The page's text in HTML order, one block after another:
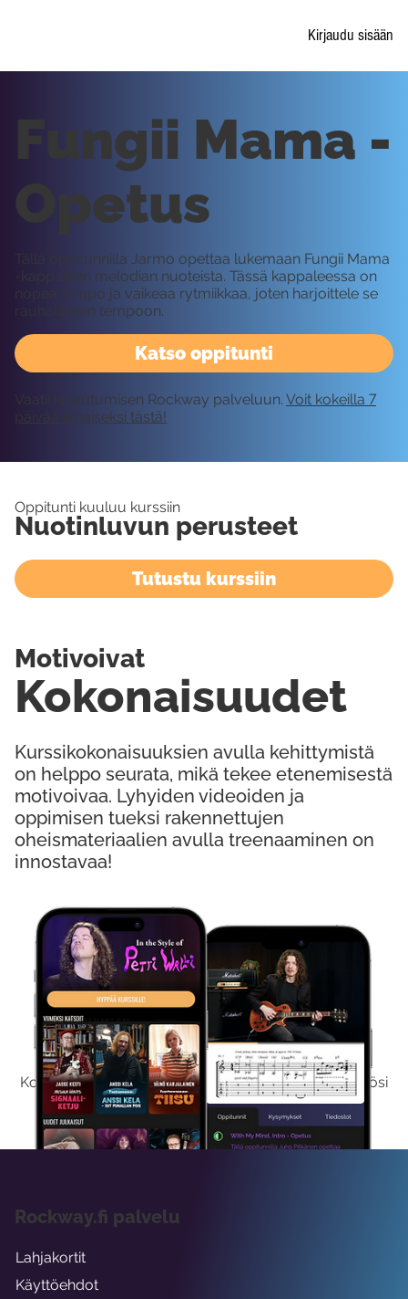
Kirjaudu sisään
Kokeile Ilmaiseksi
Kokeilemalla ilmaiseksi saat koko sisältömme käyttöösi
viikon ajaksi.
Katso oppitunti
Fungii Mama -
Opetus
Tällä oppitunnilla Jarmo opettaa lukemaan Fungii Mama
-kappaleen melodian nuoteista. Tässä kappaleessa on
nopea tempo ja vaikeaa rytmiikkaa, joten harjoittele se
rauhalliseen tempoon.
Vaatii kirjautumisen Rockway palveluun. Voit kokeilla 7
päivää ilmaiseksi tästä!
Oppitunti kuuluu kurssiin
Nuotinluvun perusteet
Tutustu kurssiin
Kurssikokonaisuuksien avulla kehittymistä
on helppo seurata, mikä tekee etenemisestä
motivoivaa. Lyhyiden videoiden ja
oppimisen tueksi rakennettujen
oheismateriaalien avulla treenaaminen on
innostavaa!
Kokonaisuudet
Motivoivat
Rockway.fi palvelu
Lahjakortit
Käyttöehdot